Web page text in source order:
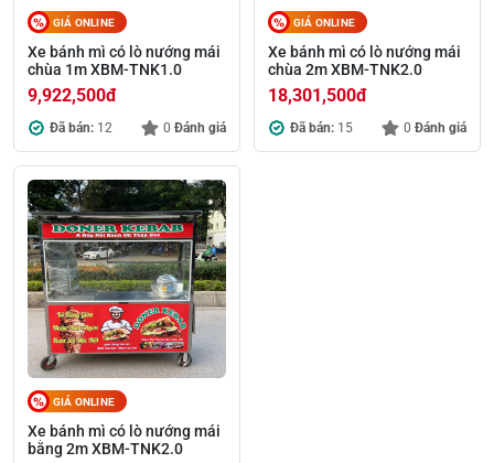
GIÁ ONLINE
Xe bánh mì có lò nướng mái
chùa 1m XBM-TNK1.0
9,922,500đ
Đã bán: 12 0 Đánh giá
GIÁ ONLINE
Xe bánh mì có lò nướng mái
chùa 2m XBM-TNK2.0
18,301,500đ
Đã bán: 15 0 Đánh giá
GIÁ ONLINE
Xe bánh mì có lò nướng mái
bằng 2m XBM-TNK2.0